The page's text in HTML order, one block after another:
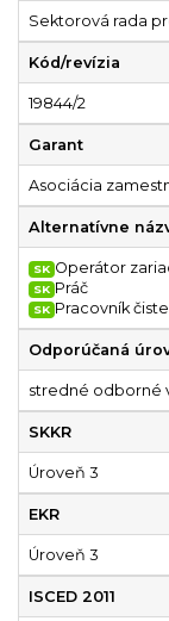
Sektorová rada
Kód/revízia
19844/2
Garant
Asociácia
Alternatívne
SK Operátor
SK Práč
SK Pracovník
Odporúčaná
stredné odborné
SKKR
Úroveň 3
EKR
Úroveň 3
ISCED 2011